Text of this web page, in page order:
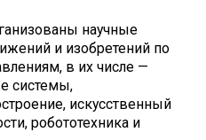
научные
и изобретений по
в их числе —
системы,
искусственный
робототехника и